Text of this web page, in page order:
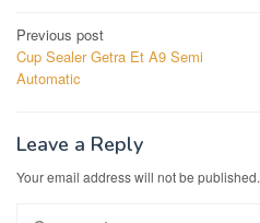
Post
navigation
Previous post
Cup Sealer Getra Et A9 Semi
Automatic
Leave a Reply
Your email address will not be published.